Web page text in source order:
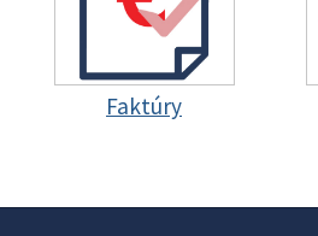
Faktúry